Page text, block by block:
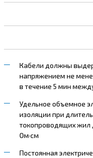
Кабели должны
напряжением не
в течение 5 мин
Удельное объемное
изоляции при
токопроводящих
Ом·см
Постоянная